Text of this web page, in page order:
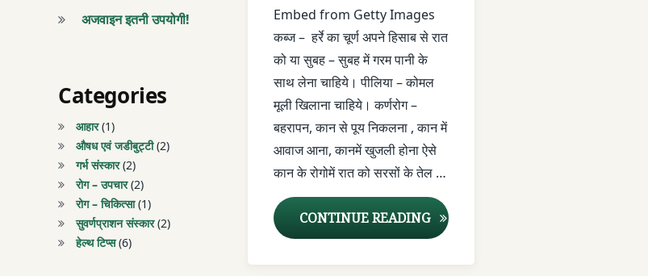
Embed from Getty Images
कब्ज – हर्रे का चूर्ण अपने हिसाब से रात
को या सुबह – सुबह में गरम पानी के
साथ लेना चाहिये। पीलिया – कोमल
मूली खिलाना चाहिये। कर्णरोग –
बहरापन, कान से पूय निकलना , कान में
आवाज आना, कानमें खुजली होना ऐसे
कान के रोगोमें रात को सरसों के तेल …
CONTINUE READING कुछ घरेलु नुस्खे – आयुर्वेद से (5)
GALE ME DARD
GARMA PAANI
GHARELU NUSHKHE
GHARELU UPCHAR
HARDE
HEALATH TIPS
अजवाइन इतनी उपयोगी!
Categories
आहार(1)
औषध एवं जडीबुट्टी(2)
गर्भ संस्कार(2)
रोग – उपचार(2)
रोग – चिकित्सा(1)
सुवर्णप्राशन संस्कार(2)
हेल्थ टिप्स(6)